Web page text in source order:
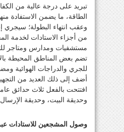
تبريد على درجة عالية من
الطاقة، ما يضمن الاستفادة
وعقب انتهاء البطولة؛ سيجري
من أجزاء الاستادات لخدمة
مستشفيات ومدارس ومتاجر
تضم بعض المناطق المحيطة
للجري والدراجات الهوائية
أضف إلى ذلك العديد من
افتتحت بالفعل ثلاث حدائق
وحديقة البيت، وحديقة
وصول المشجعين للاستادات